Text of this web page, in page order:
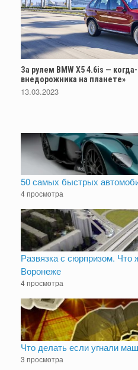
За рулем BMW X5 4.6is —
внедорожника на планете»
13.03.2023
50 самых быстрых
4 просмотра
Развязка с сюрпризом. Что
Воронеже
4 просмотра
Что делать если угнали
3 просмотра